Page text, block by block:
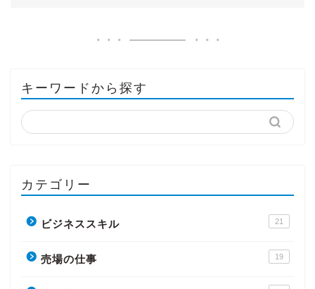
キーワードから探す
カテゴリー
ビジネススキル 21
売場の仕事 19